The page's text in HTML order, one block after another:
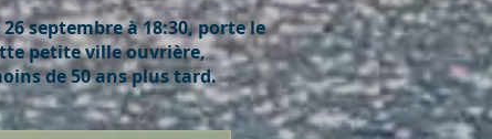
septembre à 18:30, porte le
petite ville ouvrière,
de 50 ans plus tard.